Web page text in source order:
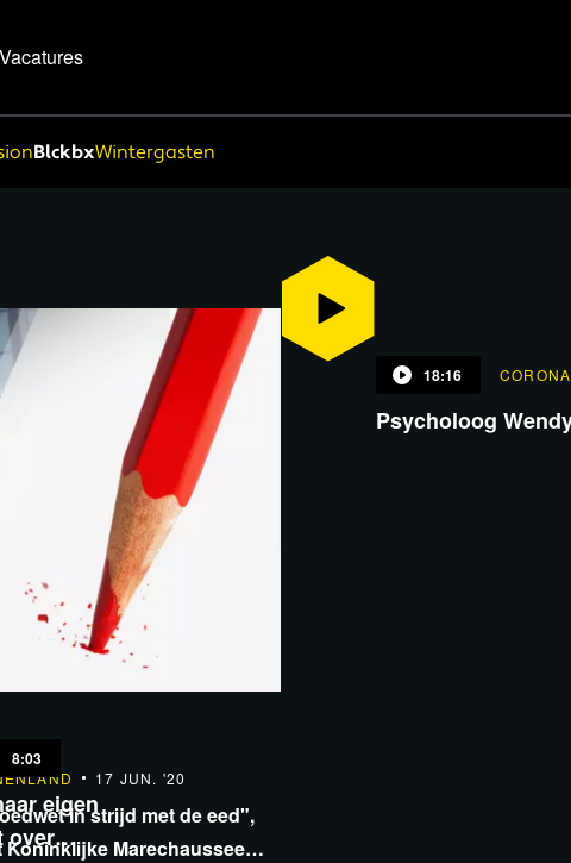
Vacatures
BlckbxWintergasten
eigen
over…
18:16 CORONA
Psycholoog
8:03
17 JUN. '20
in strijd met de eed",
Koninklijke Marechaussee